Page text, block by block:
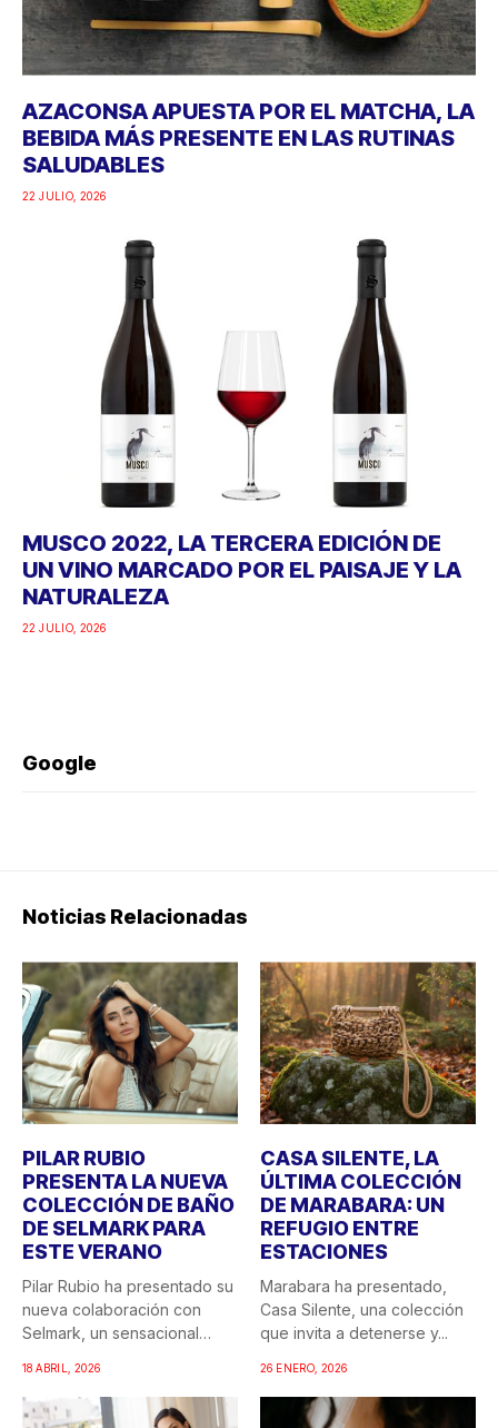
AZACONSA APUESTA POR EL MATCHA, LA
BEBIDA MÁS PRESENTE EN LAS RUTINAS
SALUDABLES
22 JULIO, 2026
MUSCO 2022, LA TERCERA EDICIÓN DE
UN VINO MARCADO POR EL PAISAJE Y LA
NATURALEZA
22 JULIO, 2026
Google
Noticias Relacionadas
PILAR RUBIO
PRESENTA LA NUEVA
COLECCIÓN DE BAÑO
DE SELMARK PARA
ESTE VERANO
Pilar Rubio ha presentado su
nueva colaboración con
Selmark, un sensacional
18 ABRIL, 2026
CASA SILENTE, LA
ÚLTIMA COLECCIÓN
DE MARABARA: UN
REFUGIO ENTRE
ESTACIONES
Marabara ha presentado,
Casa Silente, una colección
que invita a detenerse y...
26 ENERO, 2026